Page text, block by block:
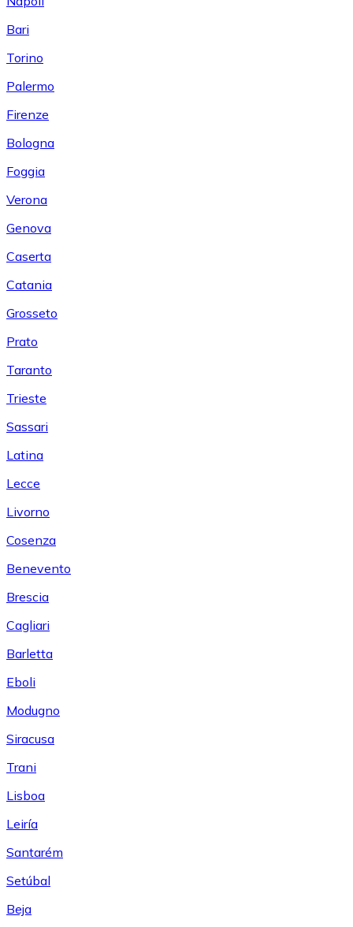
Bari
Torino
Palermo
Firenze
Bologna
Foggia
Verona
Genova
Caserta
Catania
Grosseto
Prato
Taranto
Trieste
Sassari
Latina
Lecce
Livorno
Cosenza
Benevento
Brescia
Cagliari
Barletta
Eboli
Modugno
Siracusa
Trani
Lisboa
Leiría
Santarém
Setúbal
Beja